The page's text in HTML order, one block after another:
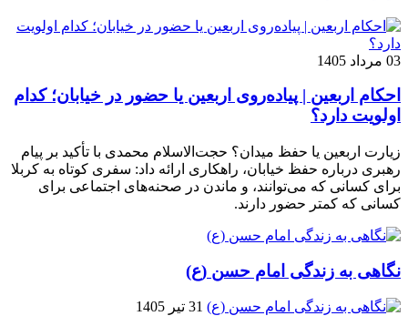
03 مرداد 1405
احکام اربعین | پیاده‌روی اربعین یا حضور در خیابان؛ کدام
اولویت دارد؟
زیارت اربعین یا حفظ میدان؟ حجت‌الاسلام محمدی با تأکید بر پیام
رهبری درباره حفظ خیابان، راهکاری ارائه داد: سفری کوتاه به کربلا
برای کسانی که می‌توانند، و ماندن در صحنه‌های اجتماعی برای
کسانی که کمتر حضور دارند.
نگاهی به زندگی امام حسن (ع)
31 تیر 1405